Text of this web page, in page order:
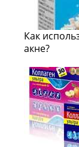
Как
акне?